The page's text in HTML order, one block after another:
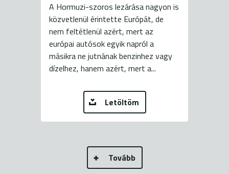
A Hormuzi-szoros lezárása nagyon is
közvetlenül érintette Európát, de
nem feltétlenül azért, mert az
európai autósok egyik napról a
másikra ne jutnának benzinhez vagy
dízelhez, hanem azért, mert a...
Letöltöm
Tovább